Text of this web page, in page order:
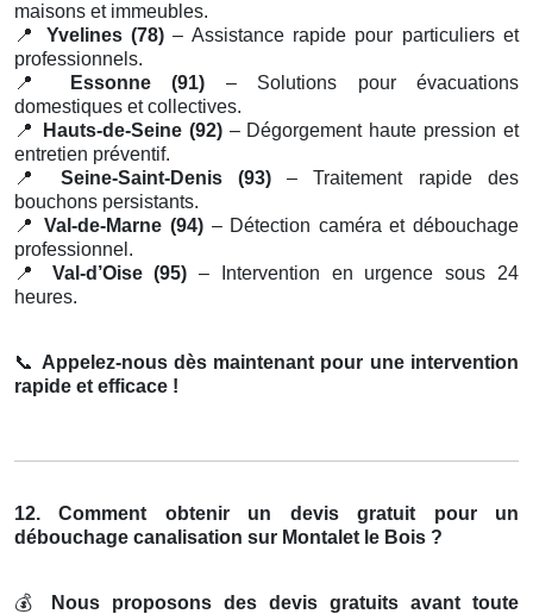
maisons et immeubles.
📍
Yvelines (78) – Assistance rapide pour particuliers et
professionnels.
📍
Essonne (91) – Solutions pour évacuations
domestiques et collectives.
📍
Hauts-de-Seine (92)– Dégorgement haute pression et
entretien préventif.
📍
Seine-Saint-Denis (93)– Traitement rapide des
bouchons persistants.
📍
Val-de-Marne (94)– Détection caméra et débouchage
professionnel.
📍
Val-d’Oise (95) – Intervention en urgence sous 24
heures.
📞 Appelez-nous dès maintenant pour une intervention
rapide et efficace !
12. Comment obtenir un devis gratuit pour un
débouchage canalisation sur Montalet le Bois ?
💰 Nous proposons des devis gratuits avant toute